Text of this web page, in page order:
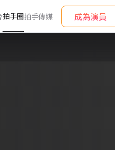
拍手圈拍手傳媒 成為演員